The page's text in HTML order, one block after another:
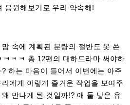
응원해보기로 우리 약속해!
속에 계획된 분량의 절반도 못 쓴
ㅋㅋ 총 12편의 대하드라마 써야하
하는 마음이 들어서 이번에는 아주
에게 이렇게 즐거운 작업을 보여주
만나게 된 것일까!? 애 둘 낳은 유